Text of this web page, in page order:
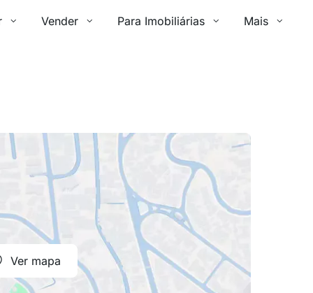
Vender Para Imobiliárias Mais
Ver mapa